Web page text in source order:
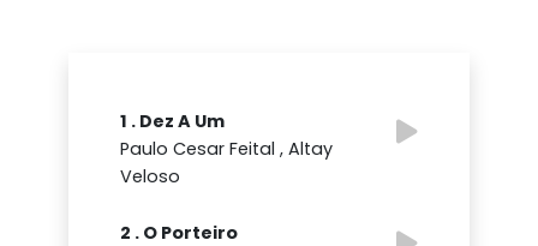
1 . Dez A Um
Paulo Cesar Feital , Altay
Veloso
2 . O Porteiro